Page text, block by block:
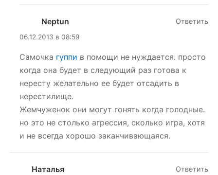
Neptun
06.12.2013 в 08:59
Самочка гуппи в помощи не нуждается. просто
когда она будет в следующий раз готова к
нересту желательно ее будет отсадить в
нерестилище.
Жемчуженок они могут гонять когда голодные.
но это не столько агрессия, сколько игра, хотя
и не всегда хорошо заканчивающаяся.
Ответить
Наталья Ответить